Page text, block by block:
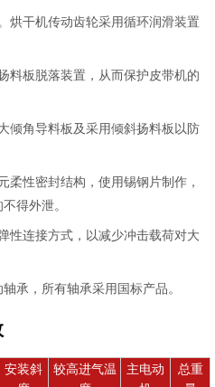
烘干机传动齿轮采用循环润滑装置
料板脱落装置，从而保护皮带机的
倾角导料板及采用倾斜扬料板以防
柔性密封结构，使用锡钢片制作，
得外泄。
性连接方式，以减少冲击载荷对大
承，所有轴承采用国标产品。
安装斜
较高进气温
主电动
总重